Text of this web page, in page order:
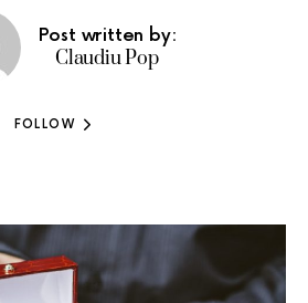
Post written by:
Claudiu Pop
FOLLOW